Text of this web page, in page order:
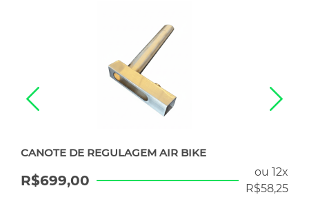
CANOTE DE REGULAGEM AIR BIKE
ou 12x
R$58,25
R$699,00